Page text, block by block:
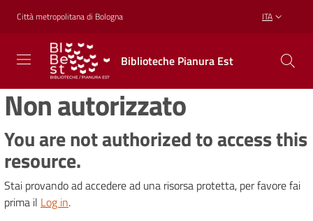
Vai al contenuto
Vai alla navigazione
Vai al footer
Città metropolitana di Bologna ITA
Biblioteche Pianura Est
Biblioteche
Pianura
Est
CONOSCERE,
CREARE,
Biblioteche
Non autorizzato
You are not authorized to access this
resource.
Stai provando ad accedere ad una risorsa protetta, per favore fai
prima il Log in.